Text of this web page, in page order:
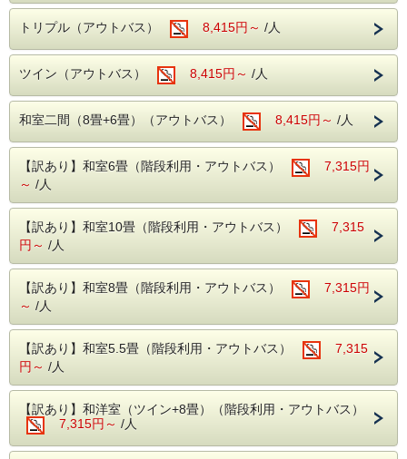
■周辺観光案内■
ホテルから片品渓谷が一望！
老神温泉名物朝市は、4月20日から11月20日まで毎朝6時よ
り開催。
沼田インター近くの原田農園では一年中果物狩りを家族で・
カップルで
お楽しみ頂けます。
春の尾瀬は水芭蕉・夏にはニッコウキスゲ等数百種の植物が
群生しております。
紅葉の見所はには【吹割りの滝】や【尾瀬】がおススメ！
吹割りの滝は当館よりお車で約7分
尾瀬には当館よりお車で約30分（戸倉よりは乗り合いバス
等が必要りは乗り合いバス等が必要）
-----------------------------------------------------------
【各交通機関等での来館方法】別窓で開きま
す
【自然や歴史・アクビティ等】別窓で開きま
≪デジタルホテルガイド≫
【こちらから表示】別窓で開きます
-----------------------------------------------------------
★☆━━━━━━━━━━━━━━━
▽ お食事は多彩なバイキングスタイル！
▽ お夕食時は生ビールなどアルコール類飲み放題！
▽ チェックアウトは11時！
▽ 館内施設の利用も無料！
▽ 異なる2源泉の温泉！
━━━━━━━━━━━━━━━☆★
■お食事■
（生ビール・日本酒・サワー・焼酎など）も【飲み放題】
・ご朝食は、和洋バイキング!
季節の食材を使った色とりどりのお料理を
■温泉■
老神伝説残る歴史ある名湯!
違った2種類の源泉を大浴場・露天風呂にてご堪能いただけ
ます。
・本館大浴場
・別館大浴場
・別館野天風呂・内湯
【営業時間】男性 15:00～23:00／女性 5:00～10:00
〇自然に抱かれた山楽荘の露天風呂〇
トリプル（アウトバス） 8,415円～ /人
ツイン（アウトバス） 8,415円～ /人
和室二間（8畳+6畳）（アウトバス） 8,415円～ /人
【訳あり】和室6畳（階段利用・アウトバス）
7,315円
～ /人
【訳あり】和室10畳（階段利用・アウトバス）
7,315
円～ /人
【訳あり】和室8畳（階段利用・アウトバス）
7,315円
～ /人
【訳あり】和室5.5畳（階段利用・アウトバス）
7,315
円～ /人
【訳あり】和洋室（ツイン+8畳）（階段利用・アウトバス）
7,315円～ /人